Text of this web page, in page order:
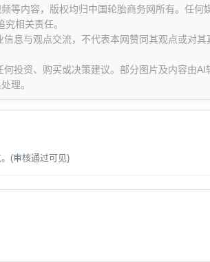
等内容，版权均归中国轮胎商务网所有。任何
相关责任。
息与观点交流，不代表本网赞同其观点或对
投资、购买或决策建议。部分图片及内容由
理。
(审核通过可见)